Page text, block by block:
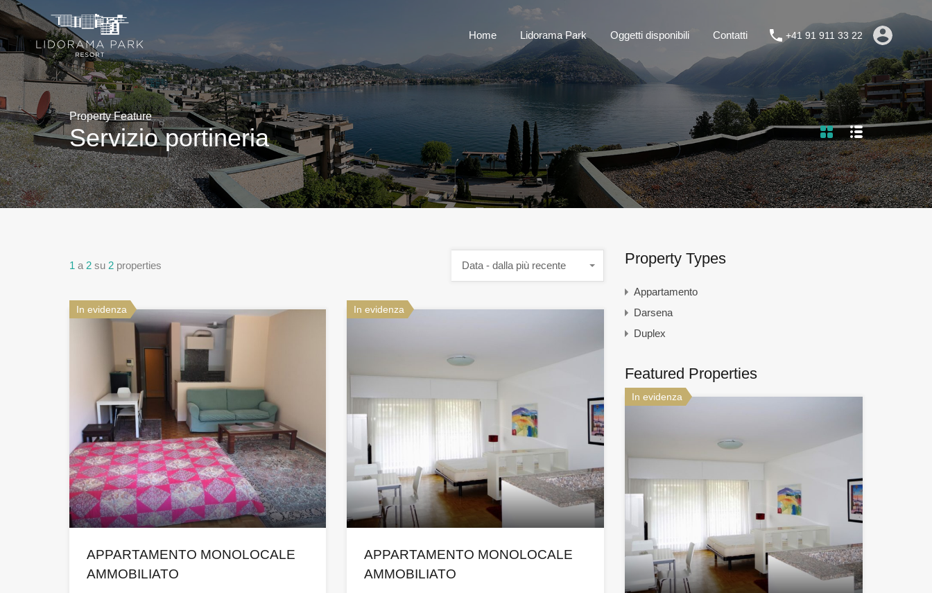
+41 91 911 33 22
Home Lidorama Park Oggetti disponibili Contatti +41 91 911 33 22
Property Feature
Servizio portineria
1 a 2 su 2 properties Data - dalla più recente
In evidenza
APPARTAMENTO MONOLOCALE
AMMOBILIATO
In evidenza
APPARTAMENTO MONOLOCALE
AMMOBILIATO
Property Types
Appartamento
Darsena
Duplex
Featured Properties
In evidenza